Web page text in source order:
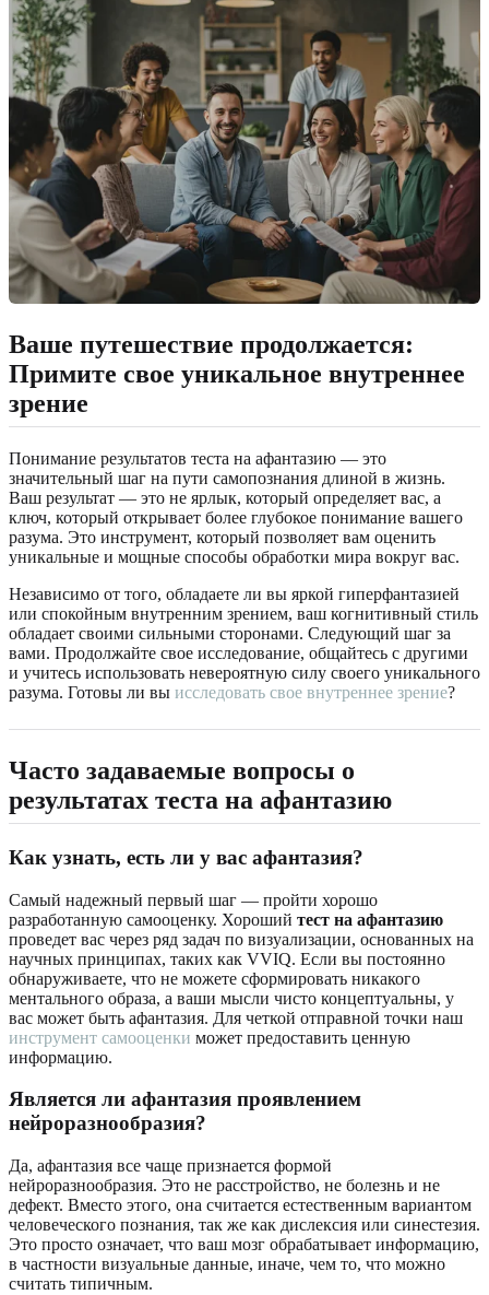
Ваше путешествие продолжается:
Примите свое уникальное внутреннее
зрение
Понимание результатов теста на афантазию — это
значительный шаг на пути самопознания длиной в жизнь.
Ваш результат — это не ярлык, который определяет вас, а
ключ, который открывает более глубокое понимание вашего
разума. Это инструмент, который позволяет вам оценить
уникальные и мощные способы обработки мира вокруг вас.
Независимо от того, обладаете ли вы яркой гиперфантазией
или спокойным внутренним зрением, ваш когнитивный стиль
обладает своими сильными сторонами. Следующий шаг за
вами. Продолжайте свое исследование, общайтесь с другими
и учитесь использовать невероятную силу своего уникального
разума. Готовы ли вы исследовать свое внутреннее зрение?
Часто задаваемые вопросы о
результатах теста на афантазию
Как узнать, есть ли у вас афантазия?
Самый надежный первый шаг — пройти хорошо
разработанную самооценку. Хороший тест на афантазию
проведет вас через ряд задач по визуализации, основанных на
научных принципах, таких как VVIQ. Если вы постоянно
обнаруживаете, что не можете сформировать никакого
ментального образа, а ваши мысли чисто концептуальны, у
вас может быть афантазия. Для четкой отправной точки наш
инструмент самооценки может предоставить ценную
информацию.
Является ли афантазия проявлением
нейроразнообразия?
Да, афантазия все чаще признается формой
нейроразнообразия. Это не расстройство, не болезнь и не
дефект. Вместо этого, она считается естественным вариантом
человеческого познания, так же как дислексия или синестезия.
Это просто означает, что ваш мозг обрабатывает информацию,
в частности визуальные данные, иначе, чем то, что можно
считать типичным.